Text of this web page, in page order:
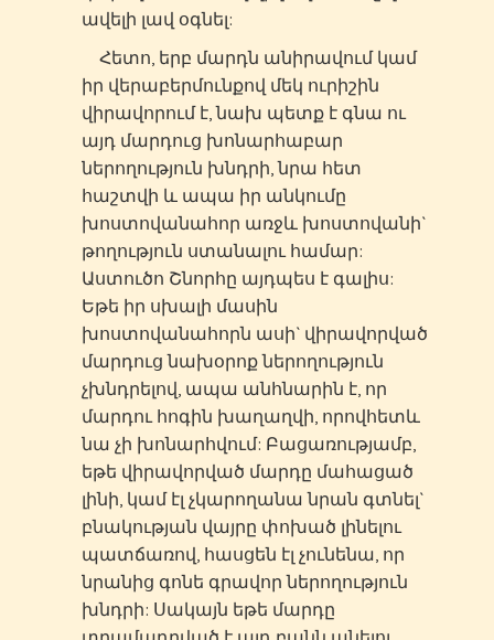
ավելի լավ օգնել:
Հետո, երբ մարդն անիրավում կամ
իր վերաբերմունքով մեկ ուրիշին
վիրավորում է, նախ պետք է գնա ու
այդ մարդուց խոնարհաբար
ներողություն խնդրի, նրա հետ
հաշտվի և ապա իր անկումը
խոստովանահոր առջև խոստովանի`
թողություն ստանալու համար:
Աստուծո Շնորհը այդպես է գալիս:
Եթե իր սխալի մասին
խոստովանահորն ասի` վիրավորված
մարդուց նախօրոք ներողություն
չխնդրելով, ապա անհնարին է, որ
մարդու հոգին խաղաղվի, որովհետև
նա չի խոնարհվում: Բացառությամբ,
եթե վիրավորված մարդը մահացած
լինի, կամ էլ չկարողանա նրան գտնել`
բնակության վայրը փոխած լինելու
պատճառով, հասցեն էլ չունենա, որ
նրանից գոնե գրավոր ներողություն
խնդրի: Սակայն եթե մարդը